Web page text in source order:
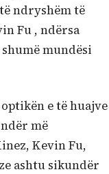
ndryshëm të
Fu , ndërsa
mundësi
e të huajve
më
Kevin Fu,
ashtu sikundër